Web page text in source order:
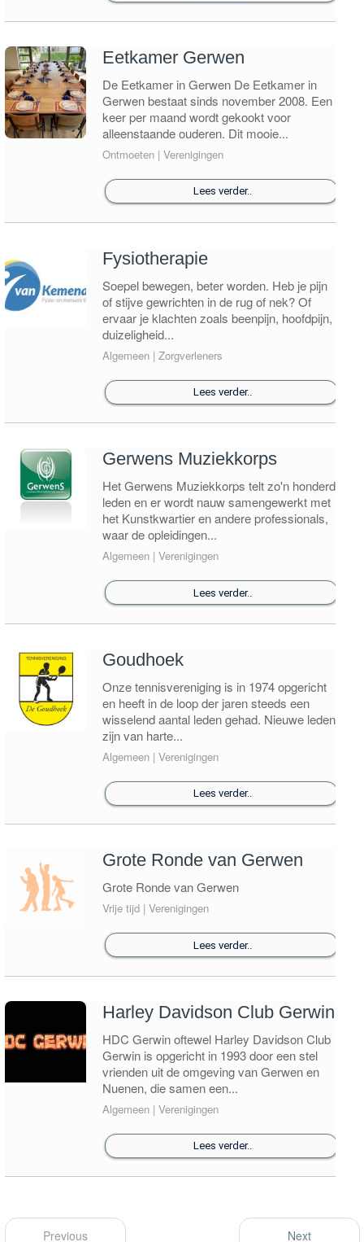
Eetkamer Gerwen
De Eetkamer in Gerwen De Eetkamer in
Gerwen bestaat sinds november 2008. Een
keer per maand wordt gekookt voor
alleenstaande ouderen. Dit mooie...
Ontmoeten | Verenigingen
Lees verder..
Fysiotherapie
Soepel bewegen, beter worden. Heb je pijn
of stijve gewrichten in de rug of nek? Of
ervaar je klachten zoals beenpijn, hoofdpijn,
duizeligheid...
Algemeen | Zorgverleners
Lees verder..
Gerwens Muziekkorps
Het Gerwens Muziekkorps telt zo'n honderd
leden en er wordt nauw samengewerkt met
het Kunstkwartier en andere professionals,
waar de opleidingen...
Algemeen | Verenigingen
Lees verder..
Goudhoek
Onze tennisvereniging is in 1974 opgericht
en heeft in de loop der jaren steeds een
wisselend aantal leden gehad. Nieuwe leden
zijn van harte...
Algemeen | Verenigingen
Lees verder..
Grote Ronde van Gerwen
Grote Ronde van Gerwen
Vrije tijd | Verenigingen
Lees verder..
Harley Davidson Club Gerwin
HDC Gerwin oftewel Harley Davidson Club
Gerwin is opgericht in 1993 door een stel
vrienden uit de omgeving van Gerwen en
Nuenen, die samen een...
Algemeen | Verenigingen
Lees verder..
Previous Next